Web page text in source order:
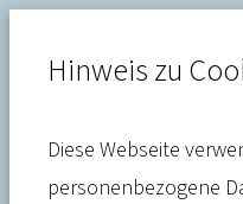
Gesundheitssystem
Hinweis zu
Diese Webseite
personenbezogene